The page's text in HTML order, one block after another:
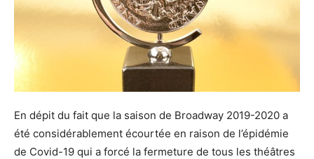
En dépit du fait que la saison de Broadway 2019-2020 a
été considérablement écourtée en raison de l’épidémie
de Covid-19 qui a forcé la fermeture de tous les théâtres